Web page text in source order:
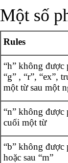
Một số
Rules
“h” không được
“g” , “r”, “ex”,
một từ sau một
“n” không được
cuối một từ
“b” không được
hoặc sau “m”